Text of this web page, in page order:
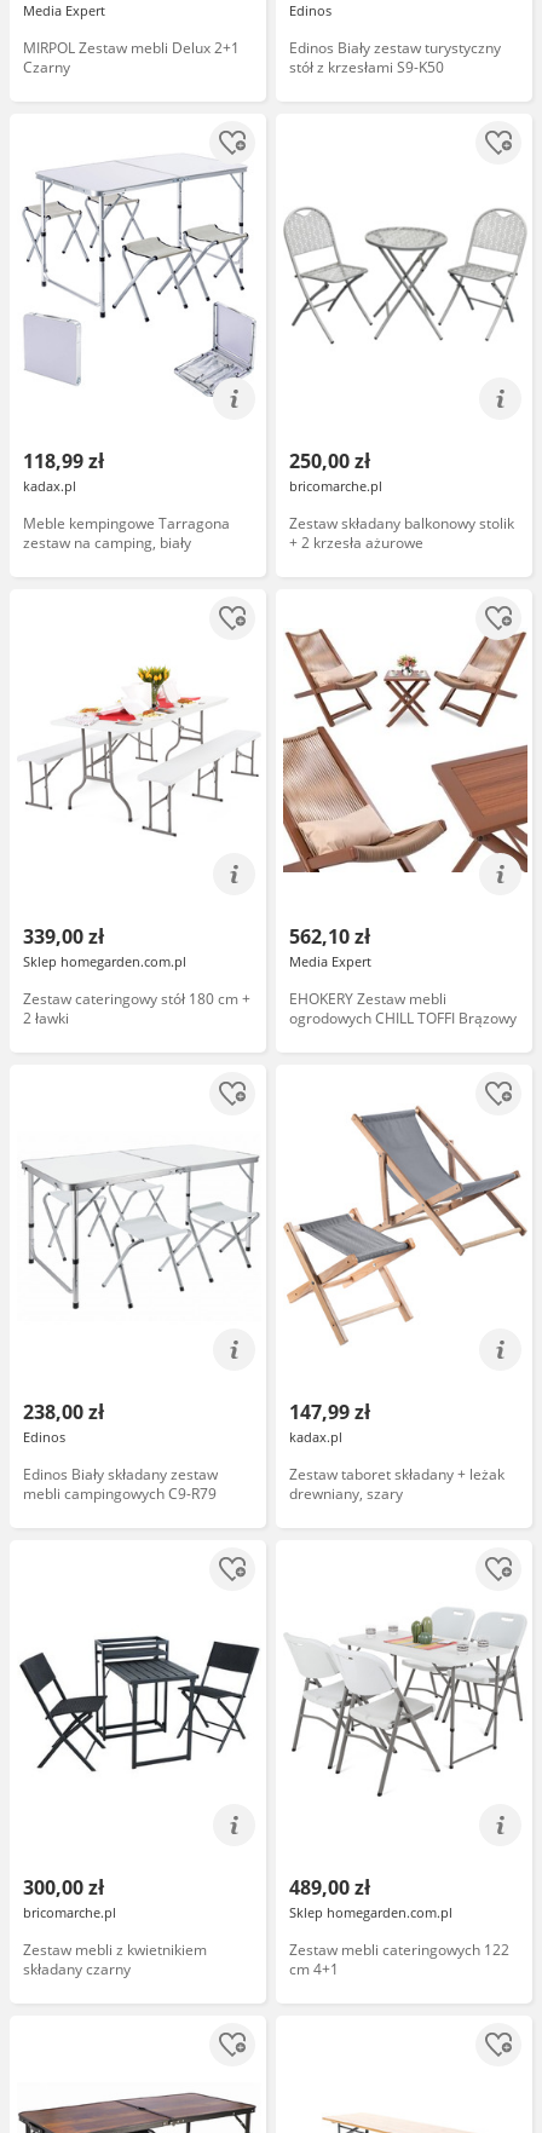
Media Expert
MIRPOL Zestaw mebli Delux 2+1
Czarny
Edinos
Edinos Biały zestaw turystyczny
stół z krzesłami S9-K50
118,99 zł
kadax.pl
Meble kempingowe Tarragona
zestaw na camping, biały
250,00 zł
bricomarche.pl
Zestaw składany balkonowy stolik
+ 2 krzesła ażurowe
339,00 zł
Sklep homegarden.com.pl
Zestaw cateringowy stół 180 cm +
2 ławki
562,10 zł
Media Expert
EHOKERY Zestaw mebli
ogrodowych CHILL TOFFI Brązowy
238,00 zł
Edinos
Edinos Biały składany zestaw
mebli campingowych C9-R79
147,99 zł
kadax.pl
Zestaw taboret składany + leżak
drewniany, szary
300,00 zł
bricomarche.pl
Zestaw mebli z kwietnikiem
składany czarny
489,00 zł
Sklep homegarden.com.pl
Zestaw mebli cateringowych 122
cm 4+1